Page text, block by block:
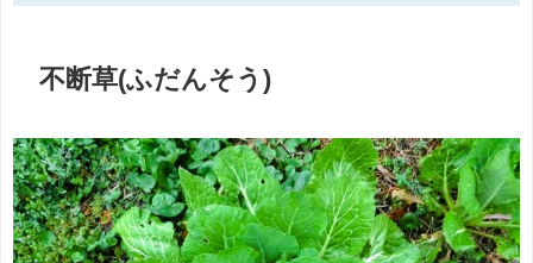
不断草(ふだんそう)